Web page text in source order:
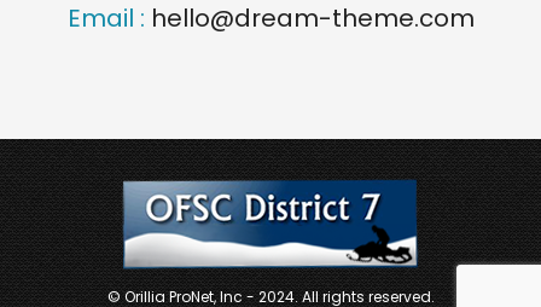
Email : hello@dream-theme.com
© Orillia ProNet, Inc - 2024. All rights reserved.